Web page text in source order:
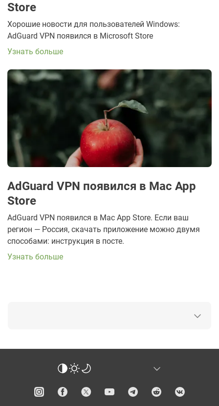
Store
Хорошие новости для пользователей Windows:
AdGuard VPN появился в Microsoft Store
Узнать больше
AdGuard VPN появился в Mac App
Store
AdGuard VPN появился в Mac App Store. Если ваш
регион — Россия, скачать приложение можно двумя
способами: инструкция в посте.
Узнать больше